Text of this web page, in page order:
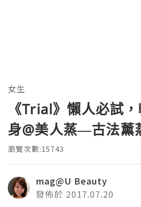
女生
《Trial》懶人必試
身@美人蒸—古法薰
瀏覽次數:15743
mag@U Beauty
發佈於 2017.07.20